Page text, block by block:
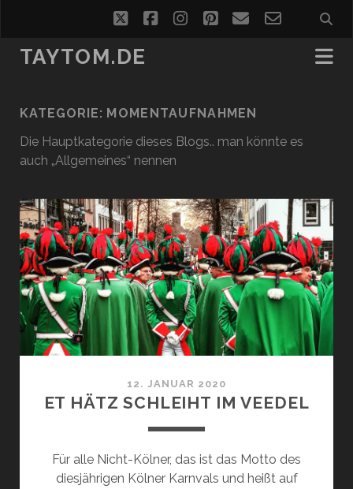
twitterfacebookinstagram
pinterest
emailemail-
form
TAYTOM.DE
KATEGORIE: MOMENTAUFNAHMEN
Die Hauptkategorie dieses Blogs.. man könnte es
auch „Allgemeines“ nennen
12. JANUAR 2020
ET HÄTZ SCHLEIHT IM VEEDEL
Für alle Nicht-Kölner, das ist das Motto des
diesjährigen Kölner Karnvals und heißt auf